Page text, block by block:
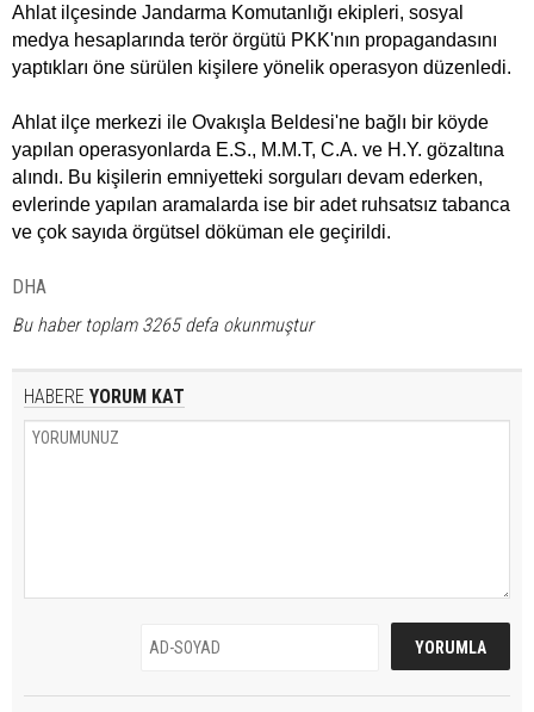
Ahlat ilçesinde Jandarma Komutanlığı ekipleri, sosyal
medya hesaplarında terör örgütü PKK'nın propagandasını
yaptıkları öne sürülen kişilere yönelik operasyon düzenledi.
Ahlat ilçe merkezi ile Ovakışla Beldesi'ne bağlı bir köyde
yapılan operasyonlarda E.S., M.M.T, C.A. ve H.Y. gözaltına
alındı. Bu kişilerin emniyetteki sorguları devam ederken,
evlerinde yapılan aramalarda ise bir adet ruhsatsız tabanca
ve çok sayıda örgütsel döküman ele geçirildi.
DHA
Bu haber toplam 3265 defa okunmuştur
HABERE YORUM KAT